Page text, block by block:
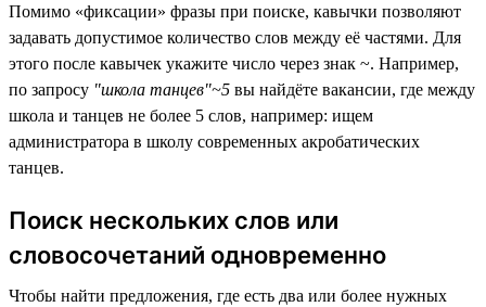
Помимо «фиксации» фразы при поиске, кавычки позволяют
задавать допустимое количество слов между её частями. Для
этого после кавычек укажите число через знак ~. Например,
по запросу "школа танцев"~5 вы найдёте вакансии, где между
школа и танцев не более 5 слов, например: ищем
администратора в школу современных акробатических
танцев.
Поиск нескольких слов или
словосочетаний одновременно
Чтобы найти предложения, где есть два или более нужных